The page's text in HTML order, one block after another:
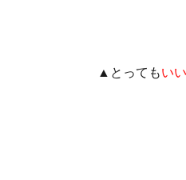
▲とってもい